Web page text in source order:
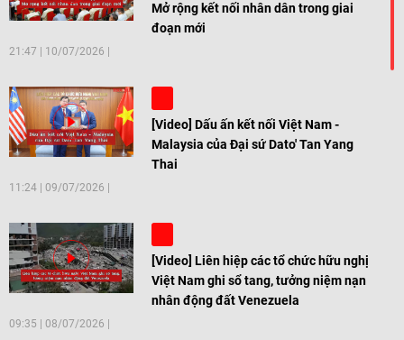
Mở rộng kết nối nhân dân trong giai
đoạn mới
21:47 10/07/2026
[Video] Dấu ấn kết nối Việt Nam -
Malaysia của Đại sứ Dato' Tan Yang
Thai
11:24 09/07/2026
[Video] Liên hiệp các tổ chức hữu nghị
Việt Nam ghi sổ tang, tưởng niệm nạn
nhân động đất Venezuela
09:35 08/07/2026